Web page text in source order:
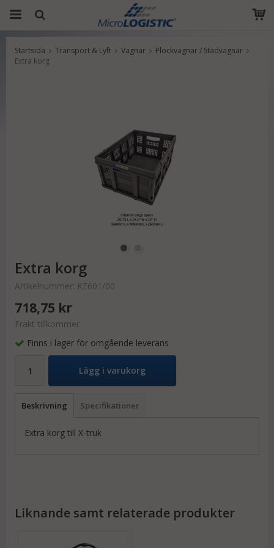
Produkten har blivit tillagd i varukorgen
Startsida Transport & Lyft Vagnar
Plockvagnar / Städvagnar
Extra korg
Extra korg
Artikelnummer: KE601/00
718,75 kr
Frakt tillkommer
Finns i lager för omgående leverans
Lägg i varukorg
Beskrivning Specifikationer
Extra korg till X-truk
Liknande samt relaterade produkter